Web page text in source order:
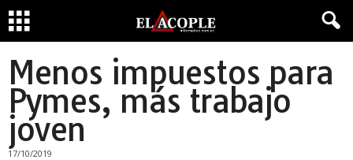
Menos impuestos para
Pymes, más trabajo
joven
17/10/2019